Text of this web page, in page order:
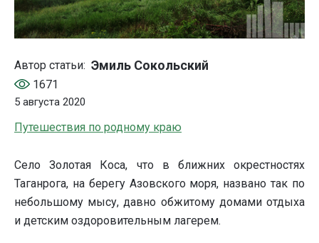
Автор статьи: Эмиль Сокольский
1671
5 августа 2020
Путешествия по родному краю
Село Золотая Коса, что в ближних окрестностях
Таганрога, на берегу Азовского моря, названо так по
небольшому мысу, давно обжитому домами отдыха
и детским оздоровительным лагерем.